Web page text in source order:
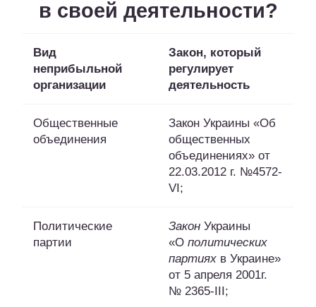
в своей деятельности?
Вид
неприбыльной
организации
Закон, который
регулирует
деятельность
Общественные
объединения
Закон Украины «Об
общественных
объединениях» от
22.03.2012 г. №4572-
VI;
Политические
партии
Закон Украины
«О политических
партиях в Украине»
от 5 апреля 2001г.
№ 2365-III;